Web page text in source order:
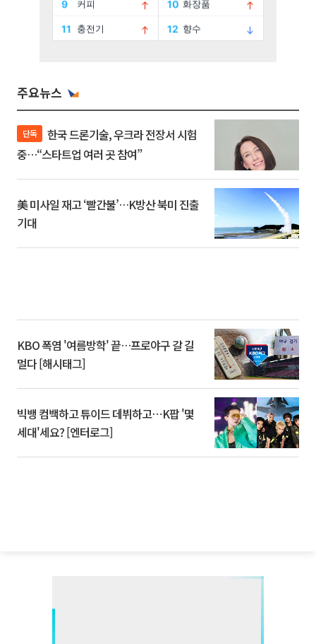
주요뉴스
단독
중…“스타트업 여러 곳 참여”
美 미사일 재고 ‘빨간불’…K방산 북미 진출
기대
KBO 폭염 '여름방학' 끝…프로야구 갈 길
멀다 [해시태그]
빅뱅 컴백하고 튜이드 데뷔하고⋯K팝 '몇
세대'세요? [엔터로그]